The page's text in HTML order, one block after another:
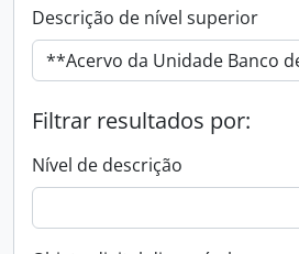
Descrição de nível superior
Filtrar resultados por:
Nível de descrição